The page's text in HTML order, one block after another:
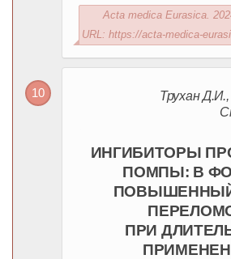
Acta medica Eurasica.
URL: https://acta-medica-
Трухан
ИНГИБИТОРЫ
ПОМПЫ: В
ПРИ